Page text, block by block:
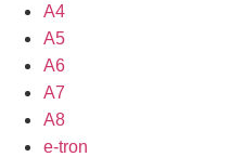
A4
A5
A6
A7
A8
e-tron